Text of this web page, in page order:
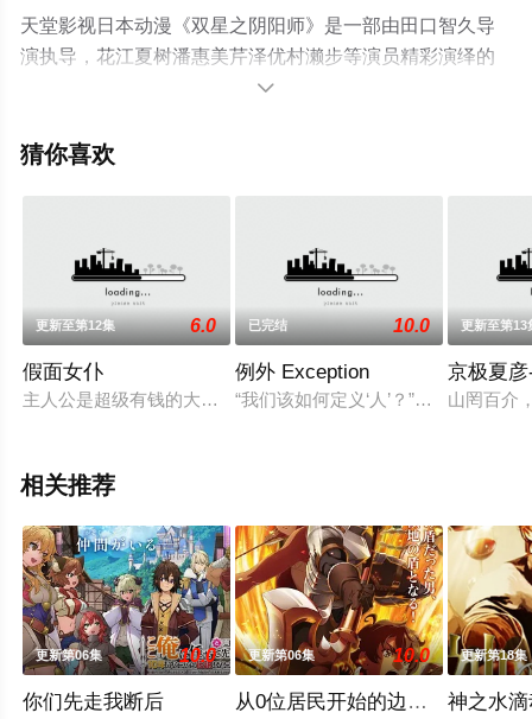
天堂影视日本动漫《双星之阴阳师》是一部由田口智久导
演执导，花江夏树潘惠美芹泽优村濑步等演员精彩演绎的
日本动漫，大结局剧情已揭晓（完结），手机免费观看高
可移步至豆瓣动漫、电视猫或剧情网等平台了解。

猜你喜欢
更新至第12集 6.0
假面女仆
主人公是超级有钱的大家族中的大小姐富士原なえか，她的父
已完结 10.0
例外 Exception
“我们该如何定义‘人’？”本剧制作阵
更新至第13
京极夏
山罔百介
相关推荐
更新第06集 10.0
你们先走我断后
更新第06集 10.0
从0位居民开始的边境领主大人
更新第18集
神之水